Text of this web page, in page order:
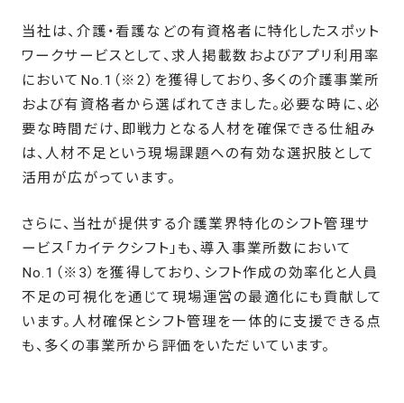
当社は、介護・看護などの有資格者に特化したスポット
ワークサービスとして、求人掲載数およびアプリ利用率
においてNo.1（※2）を獲得しており、多くの介護事業所
および有資格者から選ばれてきました。必要な時に、必
要な時間だけ、即戦力となる人材を確保できる仕組み
は、人材不足という現場課題への有効な選択肢として
活用が広がっています。
さらに、当社が提供する介護業界特化のシフト管理サ
ービス「カイテクシフト」も、導入事業所数において
No.1（※3）を獲得しており、シフト作成の効率化と人員
不足の可視化を通じて現場運営の最適化にも貢献して
います。人材確保とシフト管理を一体的に支援できる点
も、多くの事業所から評価をいただいています。